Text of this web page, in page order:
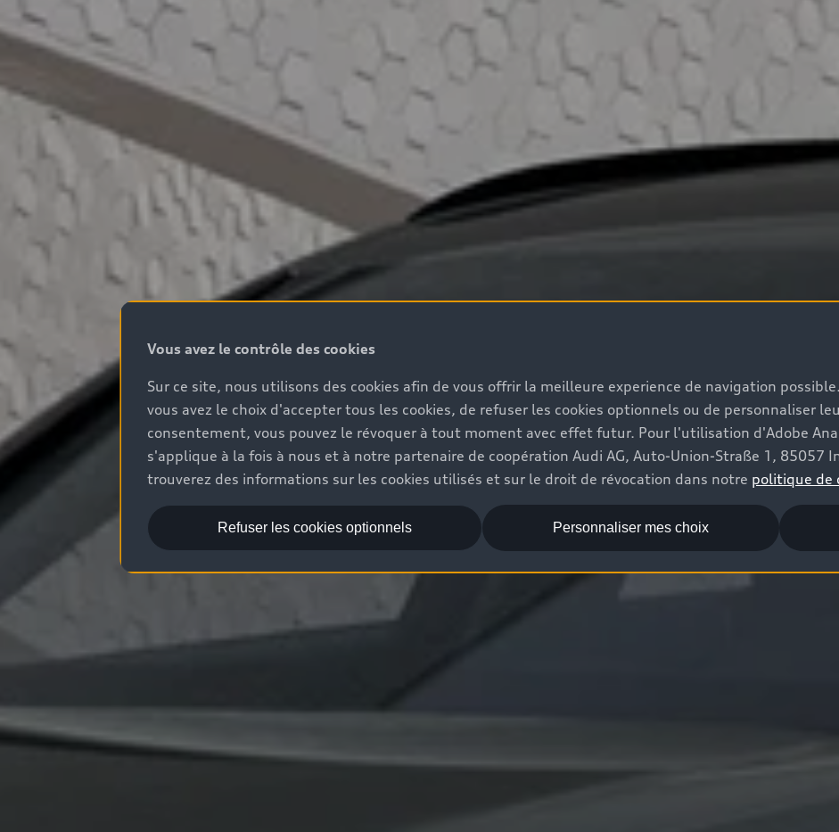
Vous avez le contrôle des cookies
Sur ce site, nous utilisons des cookies afin de vous offrir la meilleure experience de navigation
vous avez le choix d'accepter tous les cookies, de refuser les cookies optionnels ou de personnaliser
consentement, vous pouvez le révoquer à tout moment avec effet futur. Pour l'utilisation d'Adobe
s'applique à la fois à nous et à notre partenaire de coopération Audi AG, Auto-Union-Straße 1, 85057
trouverez des informations sur les cookies utilisés et sur le droit de révocation dans notre politique de
Refuser les cookies optionnels Personnaliser mes choix